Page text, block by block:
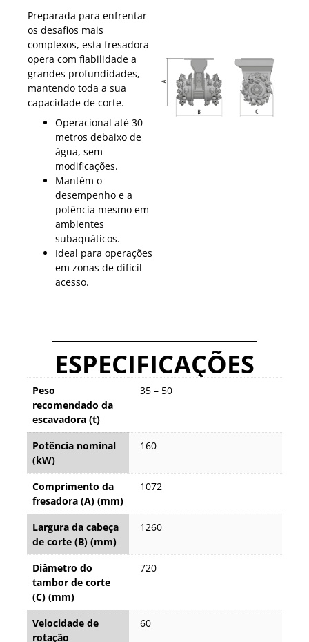
Preparada para enfrentar
os desafios mais
complexos, esta fresadora
opera com fiabilidade a
grandes profundidades,
mantendo toda a sua
capacidade de corte.
Operacional até 30
metros debaixo de
água, sem
modificações.
Mantém o
desempenho e a
potência mesmo em
ambientes
subaquáticos.
Ideal para operações
em zonas de difícil
acesso.
ESPECIFICAÇÕES
Peso
recomendado da
escavadora (t)
35 – 50
Potência nominal
(kW)
160
Comprimento da
fresadora (A) (mm)
1072
Largura da cabeça
de corte (B) (mm)
1260
Diâmetro do
tambor de corte
(C) (mm)
720
Velocidade de
rotação
60